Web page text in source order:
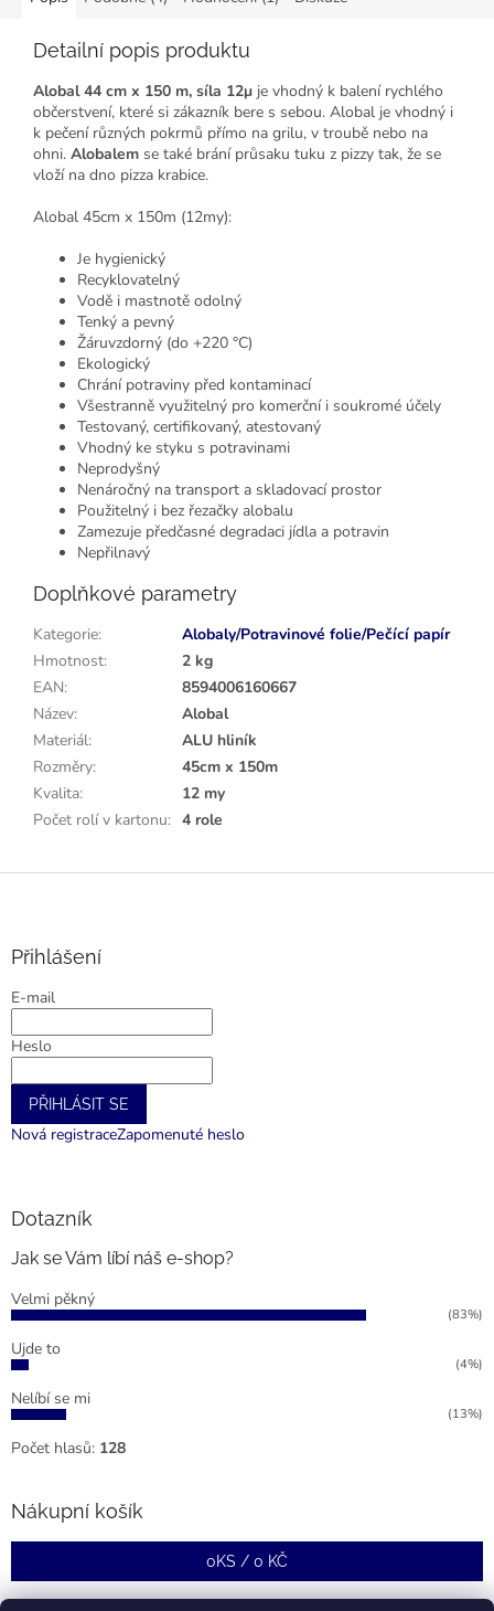
Detailní popis produktu
Alobal 44 cm x 150 m, síla 12μ je vhodný k balení rychlého
občerstvení, které si zákazník bere s sebou. Alobal je vhodný i
k pečení různých pokrmů přímo na grilu, v troubě nebo na
ohni. Alobalem se také brání průsaku tuku z pizzy tak, že se
vloží na dno pizza krabice.
Alobal 45cm x 150m (12my):
Je hygienický
Recyklovatelný
Vodě i mastnotě odolný
Tenký a pevný
Žáruvzdorný (do +220 °C)
Ekologický
Chrání potraviny před kontaminací
Všestranně využitelný pro komerční i soukromé účely
Testovaný, certifikovaný, atestovaný
Vhodný ke styku s potravinami
Neprodyšný
Nenáročný na transport a skladovací prostor
Použitelný i bez řezačky alobalu
Zamezuje předčasné degradaci jídla a potravin
Nepřilnavý
Doplňkové parametry
Kategorie:
Alobaly/Potravinové folie/Pečící papír
Hmotnost:
2 kg
EAN:
8594006160667
Název:
Alobal
Materiál:
ALU hliník
Rozměry:
45cm x 150m
Kvalita:
12 my
Počet rolí v kartonu: 4 role
Přihlášení
E-mail
Heslo
PŘIHLÁSIT SE
Nová registraceZapomenuté heslo
Dotazník
Jak se Vám líbí náš e-shop?
Velmi pěkný
(83%)
Ujde to
(4%)
Nelíbí se mi
(13%)
Počet hlasů: 128
Nákupní košík
0KS / 0 KČ